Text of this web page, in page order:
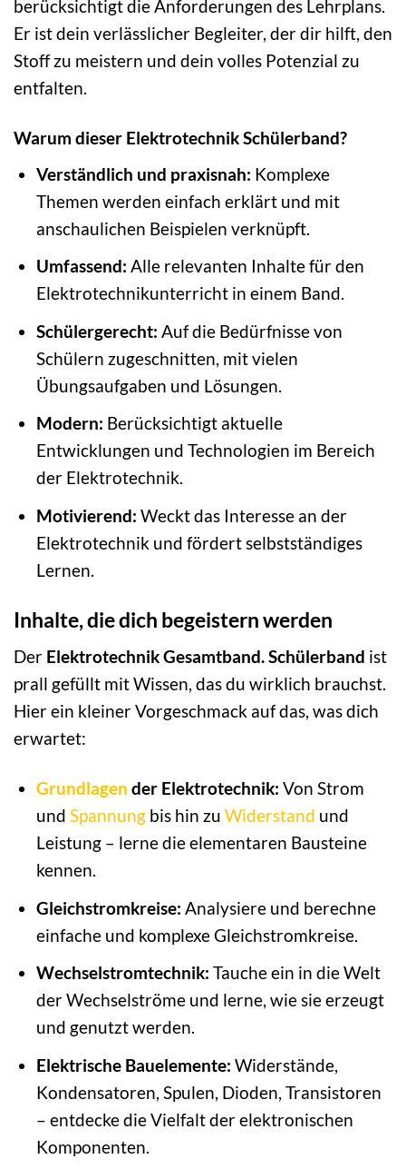
berücksichtigt die Anforderungen des Lehrplans.
Er ist dein verlässlicher Begleiter, der dir hilft, den
Stoff zu meistern und dein volles Potenzial zu
entfalten.
Warum dieser Elektrotechnik Schülerband?
Verständlich und praxisnah: Komplexe
Themen werden einfach erklärt und mit
anschaulichen Beispielen verknüpft.
Umfassend: Alle relevanten Inhalte für den
Elektrotechnikunterricht in einem Band.
Schülergerecht: Auf die Bedürfnisse von
Schülern zugeschnitten, mit vielen
Übungsaufgaben und Lösungen.
Modern: Berücksichtigt aktuelle
Entwicklungen und Technologien im Bereich
der Elektrotechnik.
Motivierend: Weckt das Interesse an der
Elektrotechnik und fördert selbstständiges
Lernen.
Inhalte, die dich begeistern werden
Der Elektrotechnik Gesamtband. Schülerband ist
prall gefüllt mit Wissen, das du wirklich brauchst.
Hier ein kleiner Vorgeschmack auf das, was dich
erwartet:
Grundlagen der Elektrotechnik: Von Strom
und Spannungbis hin zu Widerstand und
Leistung – lerne die elementaren Bausteine
kennen.
Gleichstromkreise: Analysiere und berechne
einfache und komplexe Gleichstromkreise.
Wechselstromtechnik: Tauche ein in die Welt
der Wechselströme und lerne, wie sie erzeugt
und genutzt werden.
Elektrische Bauelemente: Widerstände,
Kondensatoren, Spulen, Dioden, Transistoren
– entdecke die Vielfalt der elektronischen
Komponenten.